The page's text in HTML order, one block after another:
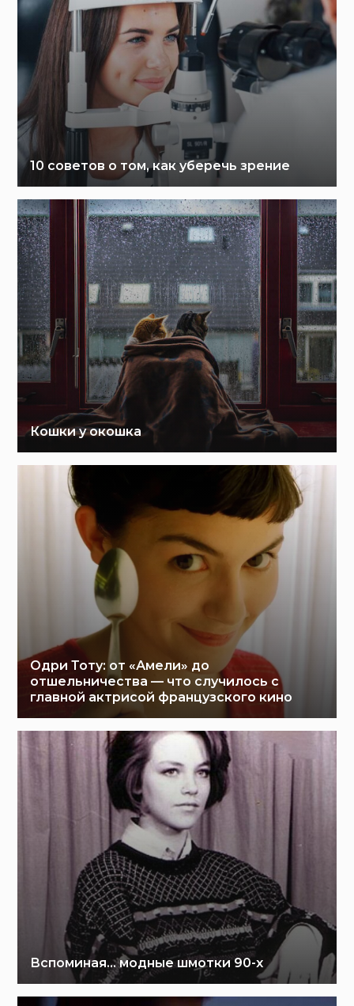
10 советов о том, как уберечь зрение
Кошки у окошка
Одри Тоту: от «Амели» до
отшельничества — что случилось с
главной актрисой французского кино
Вспоминая… модные шмотки 90-х